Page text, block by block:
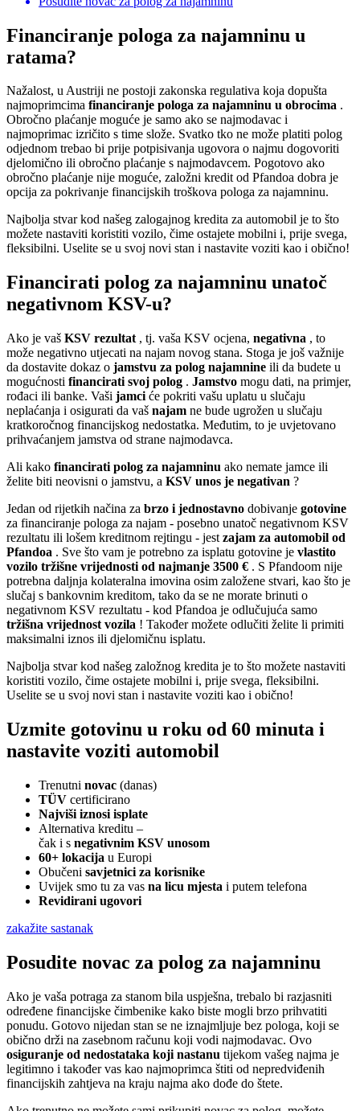
Financiranje pologa za najamninu u
ratama?
Nažalost, u Austriji ne postoji zakonska regulativa koja dopušta
najmoprimcima financiranje pologa za najamninu u obrocima .
Obročno plaćanje moguće je samo ako se najmodavac i
najmoprimac izričito s time slože. Svatko tko ne može platiti polog
odjednom trebao bi prije potpisivanja ugovora o najmu dogovoriti
djelomično ili obročno plaćanje s najmodavcem. Pogotovo ako
obročno plaćanje nije moguće, založni kredit od Pfandoa dobra je
opcija za pokrivanje financijskih troškova pologa za najamninu.
Najbolja stvar kod našeg zalogajnog kredita za automobil je to što
možete nastaviti koristiti vozilo, čime ostajete mobilni i, prije svega,
fleksibilni. Uselite se u svoj novi stan i nastavite voziti kao i obično!
Financirati polog za najamninu unatoč
negativnom KSV-u?
Ako je vaš KSV rezultat , tj. vaša KSV ocjena, negativna , to
može negativno utjecati na najam novog stana. Stoga je još važnije
da dostavite dokaz o jamstvu za polog najamnine ili da budete u
mogućnosti financirati svoj polog . Jamstvo mogu dati, na primjer,
rođaci ili banke. Vaši jamci će pokriti vašu uplatu u slučaju
neplaćanja i osigurati da vaš najam ne bude ugrožen u slučaju
kratkoročnog financijskog nedostatka. Međutim, to je uvjetovano
prihvaćanjem jamstva od strane najmodavca.
Ali kako financirati polog za najamninu ako nemate jamce ili
želite biti neovisni o jamstvu, a KSV unos je negativan ?
Jedan od rijetkih načina za brzo i jednostavno dobivanje gotovine
za financiranje pologa za najam - posebno unatoč negativnom KSV
rezultatu ili lošem kreditnom rejtingu - jest zajam za automobil od
Pfandoa . Sve što vam je potrebno za isplatu gotovine je vlastito
vozilo tržišne vrijednosti od najmanje 3500 € . S Pfandoom nije
potrebna daljnja kolateralna imovina osim založene stvari, kao što je
slučaj s bankovnim kreditom, tako da se ne morate brinuti o
negativnom KSV rezultatu - kod Pfandoa je odlučujuća samo
tržišna vrijednost vozila ! Također možete odlučiti želite li primiti
maksimalni iznos ili djelomičnu isplatu.
Najbolja stvar kod našeg založnog kredita je to što možete nastaviti
koristiti vozilo, čime ostajete mobilni i, prije svega, fleksibilni.
Uselite se u svoj novi stan i nastavite voziti kao i obično!
Uzmite gotovinu u roku od 60 minuta i
nastavite voziti automobil
Trenutni novac (danas)
TÜV certificirano
Najviši iznosi isplate
Alternativa kreditu –
čak i s negativnim KSV unosom
60+ lokacija u Europi
Obučeni savjetnici za korisnike
Uvijek smo tu za vas na licu mjesta i putem telefona
Revidirani ugovori
zakažite sastanak
Posudite novac za polog za najamninu
Ako je vaša potraga za stanom bila uspješna, trebalo bi razjasniti
određene financijske čimbenike kako biste mogli brzo prihvatiti
ponudu. Gotovo nijedan stan se ne iznajmljuje bez pologa, koji se
obično drži na zasebnom računu koji vodi najmodavac. Ovo
osiguranje od nedostataka koji nastanu tijekom vašeg najma je
legitimno i također vas kao najmoprimca štiti od nepredviđenih
financijskih zahtjeva na kraju najma ako dođe do štete.